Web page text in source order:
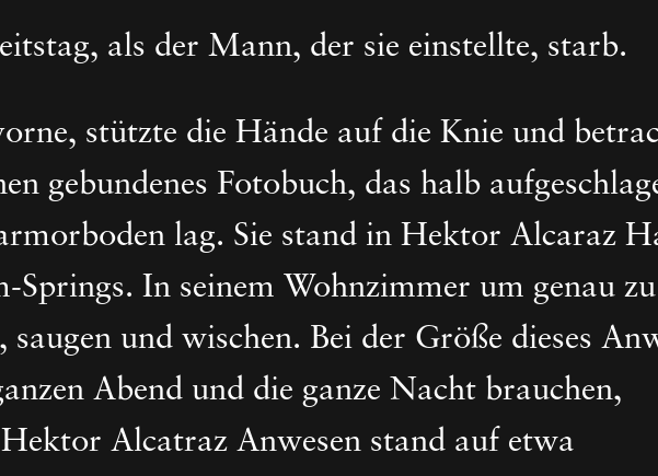
als der Mann, der sie einstellte, starb.
stützte die Hände auf die Knie und
gebundenes Fotobuch, das halb
lag. Sie stand in Hektor Alcaraz
Springs. In seinem Wohnzimmer um genau
und wischen. Bei der Größe dieses
Abend und die ganze Nacht brauchen,
Hektor Alcatraz Anwesen stand auf etwa